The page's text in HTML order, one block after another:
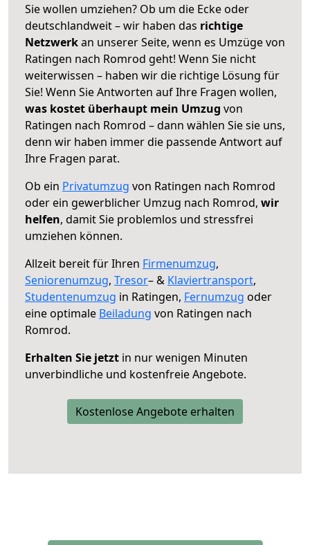
Sie wollen umziehen? Ob um die Ecke oder
deutschlandweit – wir haben das richtige
Netzwerkan unserer Seite, wenn es Umzüge von
Ratingen nach Romrod geht! Wenn Sie nicht
weiterwissen – haben wir die richtige Lösung für
Sie! Wenn Sie Antworten auf Ihre Fragen wollen,
was kostet überhaupt mein Umzug von
Ratingen nach Romrod – dann wählen Sie sie uns,
denn wir haben immer die passende Antwort auf
Ihre Fragen parat.
Ob ein Privatumzug von Ratingen nach Romrod
oder ein gewerblicher Umzug nach Romrod, wir
helfen, damit Sie problemlos und stressfrei
umziehen können.
Allzeit bereit für Ihren Firmenumzug,
Seniorenumzug, Tresor– & Klaviertransport,
Studentenumzug in Ratingen, Fernumzug oder
eine optimale Beiladung von Ratingen nach
Romrod.
Erhalten Sie jetzt in nur wenigen Minuten
unverbindliche und kostenfreie Angebote.
Kostenlose Angebote erhalten